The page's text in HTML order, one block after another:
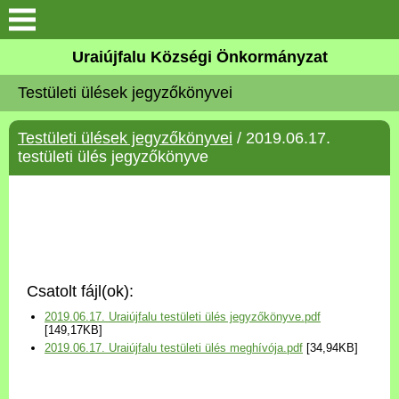
Köszöntő
Elérhetőségek
Uraiújfalu
Választási információk
Versenyképes Járások
Uraiújfalu Községi Önkormányzat
Testületi ülések jegyzőkönyvei
Testületi ülések jegyzőkönyvei / 2019.06.17.
testületi ülés jegyzőkönyve
Csatolt fájl(ok):
2019.06.17. Uraiújfalu testületi ülés jegyzőkönyve.pdf
[149,17KB]
2019.06.17. Uraiújfalu testületi ülés meghívója.pdf [34,94KB]